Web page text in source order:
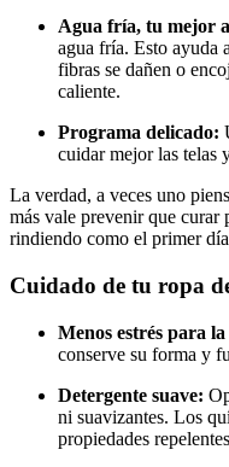
Agua fría, tu mejor
agua fría. Esto ayuda
fibras se dañen o
caliente.
Programa delicado:
cuidar mejor las telas
La verdad, a veces uno
más vale prevenir que curar
rindiendo como el primer
Cuidado de tu ropa
Menos estrés para la
conserve su forma y
Detergente suave:
ni suavizantes. Los
propiedades